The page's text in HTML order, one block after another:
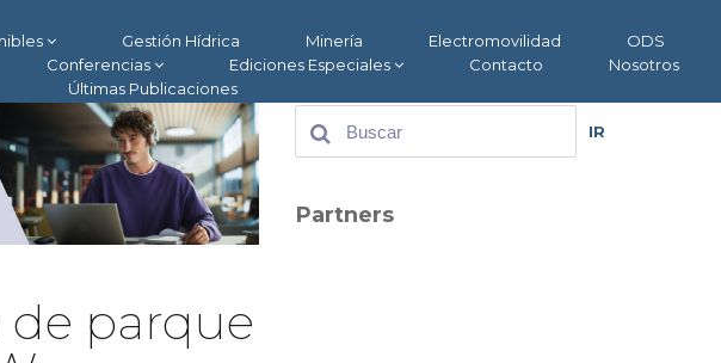
Gestión Hídrica Minería Electromovilidad
ODS
Conferencias Ediciones Especiales Contacto
Nosotros
Últimas Publicaciones
parque
IR
Partners